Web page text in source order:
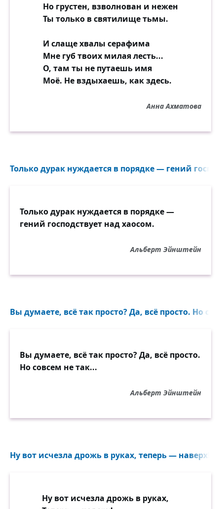
Но грустен, взволнован и нежен
Ты только в святилище тьмы.
И слаще хвалы серафима
Мне губ твоих милая лесть...
О, там ты не путаешь имя
Моё. Не вздыхаешь, как здесь.
Анна Ахматова
Только дурак нуждается в порядке — гений
Только дурак нуждается в порядке —
гений господствует над хаосом.
Альберт Эйнштейн
Вы думаете, всё так просто? Да, всё просто. Но
Вы думаете, всё так просто? Да, всё просто.
Но совсем не так...
Альберт Эйнштейн
Ну вот исчезла дрожь в руках, теперь — наверх!..
Ну вот исчезла дрожь в руках,